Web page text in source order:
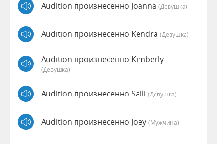
Audition произнесенно Joanna (девушка)
Audition произнесенно Kendra (девушка)
Audition произнесенно Kimberly
(девушка)
Audition произнесенно Salli (девушка)
Audition произнесенно Joey (мужчина)